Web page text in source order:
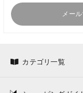
メー
カテゴリ一覧